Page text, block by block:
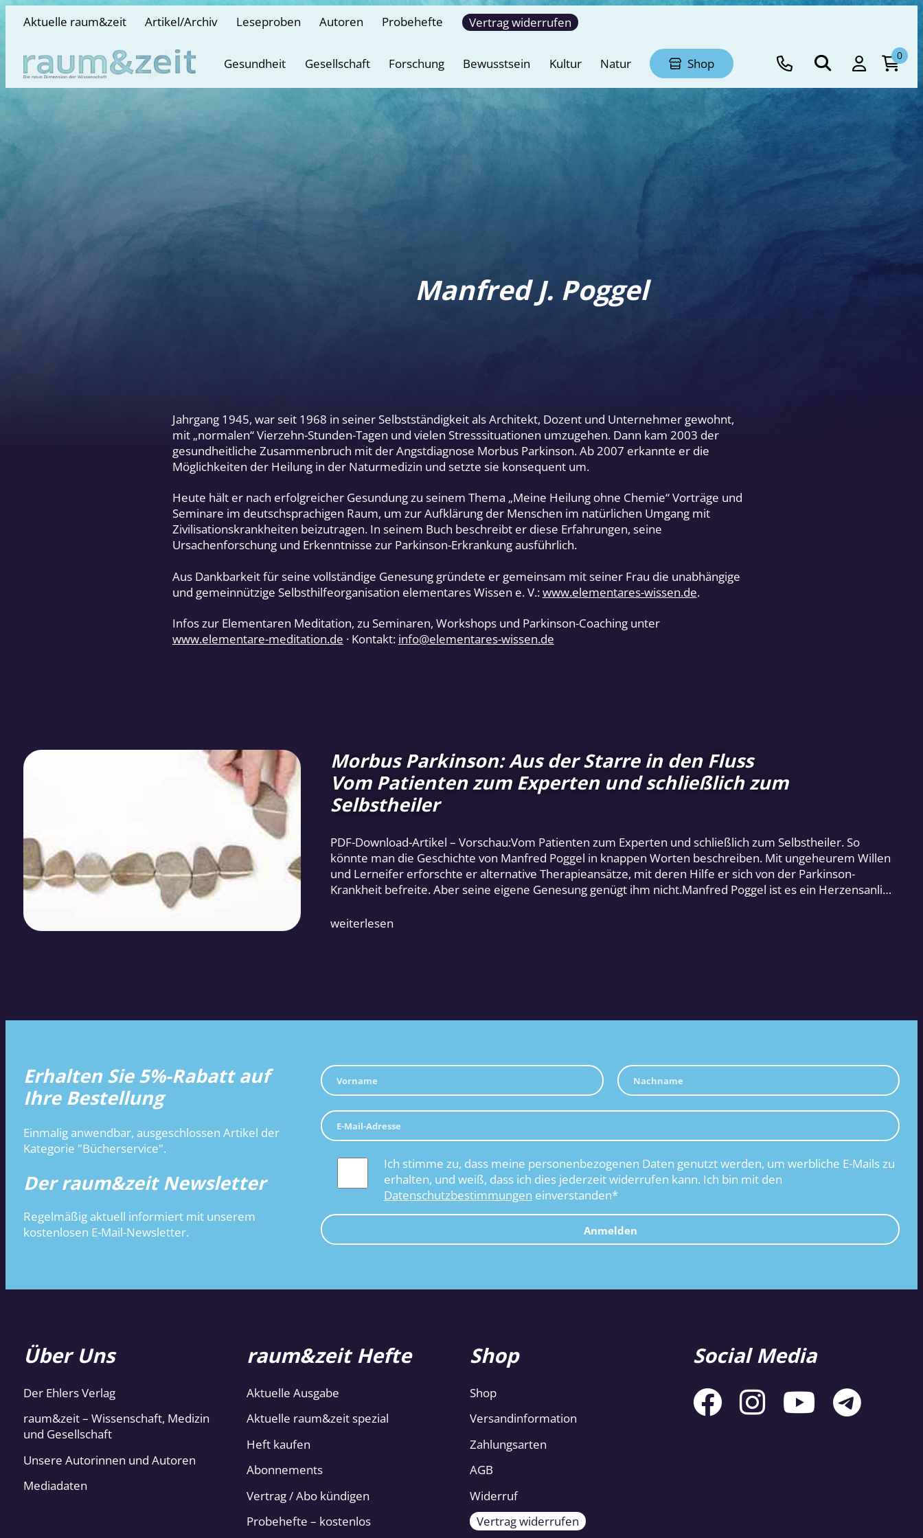
Aktuelle raum&zeit Artikel/Archiv Leseproben Autoren Probehefte Vertrag widerrufen
Gesundheit Gesellschaft Forschung Bewusstsein Kultur Natur Shop
0
Manfred J. Poggel
Jahrgang 1945, war seit 1968 in seiner Selbstständigkeit als Architekt, Dozent und Unternehmer gewohnt,
mit „normalen“ Vierzehn-Stunden-Tagen und vielen Stresssituationen umzugehen. Dann kam 2003 der
gesundheitliche Zusammenbruch mit der Angstdiagnose Morbus Parkinson. Ab 2007 erkannte er die
Möglichkeiten der Heilung in der Naturmedizin und setzte sie konsequent um.
Heute hält er nach erfolgreicher Gesundung zu seinem Thema „Meine Heilung ohne Chemie“ Vorträge und
Seminare im deutschsprachigen Raum, um zur Aufklärung der Menschen im natürlichen Umgang mit
Zivilisationskrankheiten beizutragen. In seinem Buch beschreibt er diese Erfahrungen, seine
Ursachenforschung und Erkenntnisse zur Parkinson-Erkrankung ausführlich.
Aus Dankbarkeit für seine vollständige Genesung gründete er gemeinsam mit seiner Frau die unabhängige
und gemeinnützige Selbsthilfeorganisation elementares Wissen e. V.:www.elementares-wissen.de.
Infos zur Elementaren Meditation, zu Seminaren, Workshops und Parkinson-Coaching unter
www.elementare-meditation.de · Kontakt: info@elementares-wissen.de
Morbus Parkinson: Aus der Starre in den Fluss
Vom Patienten zum Experten und schließlich zum
Selbstheiler
PDF-Download-Artikel – Vorschau:Vom Patienten zum Experten und schließlich zum Selbstheiler. So
könnte man die Geschichte von Manfred Poggel in knappen Worten beschreiben. Mit ungeheurem Willen
und Lerneifer erforschte er alternative Therapieansätze, mit deren Hilfe er sich von der Parkinson-
Krankheit befreite. Aber seine eigene Genesung genügt ihm nicht.Manfred Poggel ist es ein Herzensanli…
weiterlesen
Erhalten Sie 5%-Rabatt auf
Ihre Bestellung
Einmalig anwendbar, ausgeschlossen Artikel der
Kategorie "Bücherservice".
Der raum&zeit Newsletter
Regelmäßig aktuell informiert mit unserem
kostenlosen E-Mail-Newsletter.
Ich stimme zu, dass meine personenbezogenen Daten genutzt werden, um werbliche E-Mails zu
erhalten, und weiß, dass ich dies jederzeit widerrufen kann. Ich bin mit den
Datenschutzbestimmungen einverstanden*
Anmelden
Über Uns
Der Ehlers Verlag
raum&zeit – Wissenschaft, Medizin
und Gesellschaft
Unsere Autorinnen und Autoren
Mediadaten
raum&zeit Hefte
Aktuelle Ausgabe
Aktuelle raum&zeit spezial
Heft kaufen
Abonnements
Vertrag / Abo kündigen
Probehefte – kostenlos
Shop
Shop
Versandinformation
Zahlungsarten
AGB
Widerruf
Vertrag widerrufen
Social Media